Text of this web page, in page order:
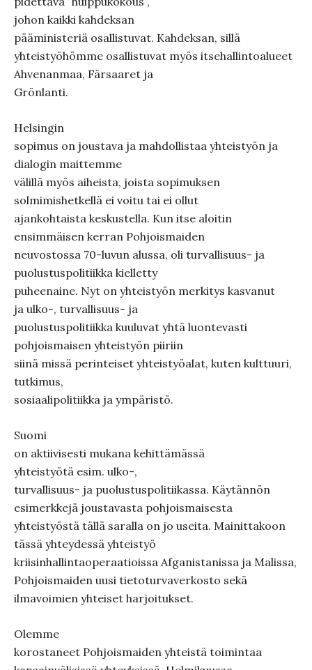
johon kaikki kahdeksan
pääministeriä osallistuvat. Kahdeksan, sillä
yhteistyöhömme osallistuvat myös itsehallintoalueet
Ahvenanmaa, Färsaaret ja
Grönlanti.
Helsingin
sopimus on joustava ja mahdollistaa yhteistyön ja
dialogin maittemme
välillä myös aiheista, joista sopimuksen
solmimishetkellä ei voitu tai ei ollut
ajankohtaista keskustella. Kun itse aloitin
ensimmäisen kerran Pohjoismaiden
neuvostossa 70-luvun alussa, oli turvallisuus- ja
puolustuspolitiikka kielletty
puheenaine. Nyt on yhteistyön merkitys kasvanut
ja ulko-, turvallisuus- ja
puolustuspolitiikka kuuluvat yhtä luontevasti
pohjoismaisen yhteistyön piiriin
siinä missä perinteiset yhteistyöalat, kuten kulttuuri,
tutkimus,
sosiaalipolitiikka ja ympäristö.
Suomi
on aktiivisesti mukana kehittämässä
yhteistyötä esim. ulko-,
turvallisuus- ja puolustuspolitiikassa. Käytännön
esimerkkejä joustavasta pohjoismaisesta
yhteistyöstä tällä saralla on jo useita. Mainittakoon
tässä yhteydessä yhteistyö
kriisinhallintaoperaatioissa Afganistanissa ja Malissa,
Pohjoismaiden uusi tietoturvaverkosto sekä
ilmavoimien yhteiset harjoitukset.
Olemme
korostaneet Pohjoismaiden yhteistä toimintaa